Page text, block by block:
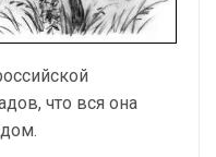
что вся она